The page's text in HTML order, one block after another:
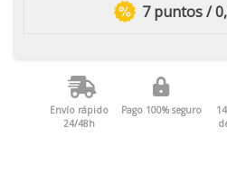
7 puntos /
Envío rápido
24/48h
Pago 100% seguro